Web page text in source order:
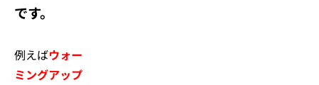
です。
例えばウォー
ミングアップ